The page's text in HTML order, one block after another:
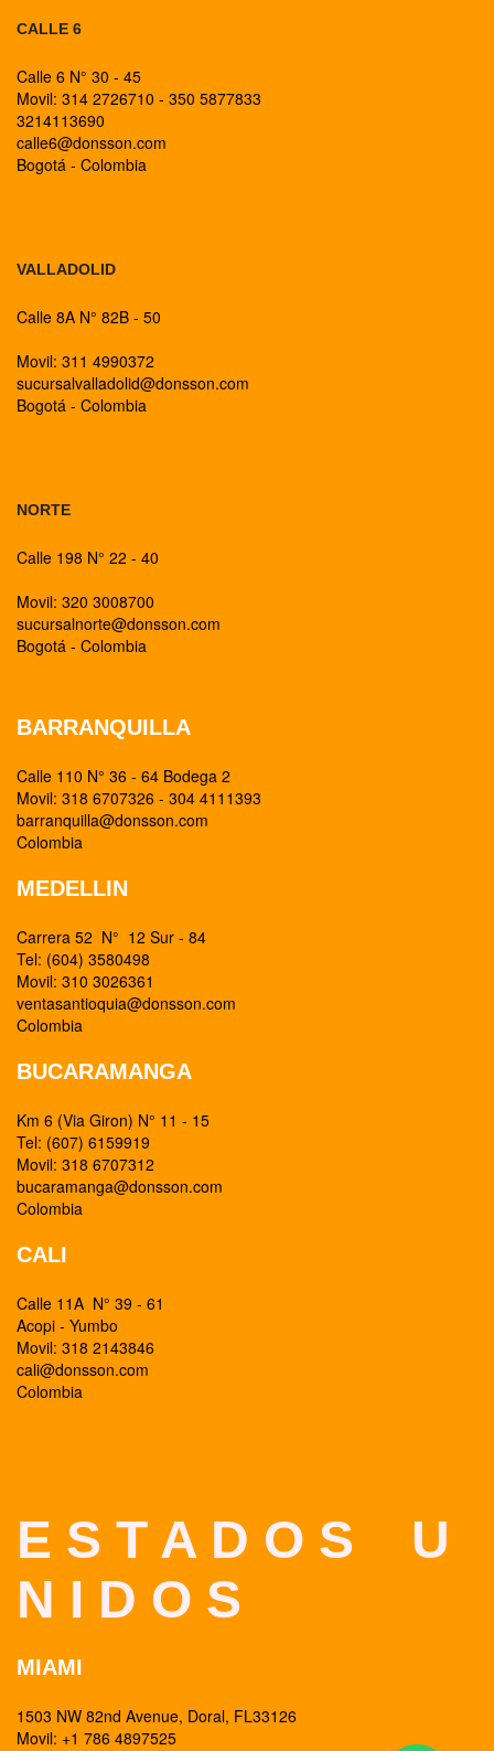
CALLE 6
Calle 6 N° 30 - 45
Movil: 314 2726710 - 350 5877833
3214113690
calle6@donsson.com
Bogotá - Colombia
VALLADOLID
Calle 8A N° 82B - 50
Movil: 311 4990372
sucursalvalladolid@donsson.com
Bogotá - Colombia
NORTE
Calle 198 N° 22 - 40
Movil: 320 3008700
sucursalnorte@donsson.com
Bogotá - Colombia
BARRANQUILLA
Calle 110 N° 36 - 64 Bodega 2
Movil: 318 6707326 - 304 4111393
barranquilla@donsson.com
Colombia
MEDELLIN
Carrera 52 N° 12 Sur - 84
Tel: (604) 3580498
Movil: 310 3026361
ventasantioquia@donsson.com
Colombia
BUCARAMANGA
Km 6 (Via Giron) N° 11 - 15
Tel: (607) 6159919
Movil: 318 6707312
bucaramanga@donsson.com
Colombia
CALI
Calle 11A N° 39 - 61
Acopi - Yumbo
Movil: 318 2143846
cali@donsson.com
Colombia
E S T A D O S U
N I D O S
MIAMI
1503 NW 82nd Avenue, Doral, FL33126
Movil: +1 786 4897525